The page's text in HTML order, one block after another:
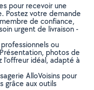
pour recevoir une
Postez votre demande
de confiance,
urgent de livraison -
ou
photos de
l'offreur idéal, adapté à
AlloVoisins pour
grâce aux outils